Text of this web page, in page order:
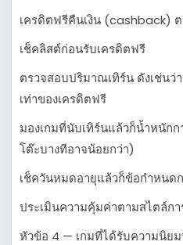
เครดิตฟรีคืนเงิน (cashback)
เช็คลิสต์ก่อนรับเครดิตฟรี
ตรวจสอบปริมาณเทิร์น ดังเช่นว่
เท่าของเครดิตฟรี
มองเกมที่นับเทิร์นแล้วก็น้ำหนัก
โต๊ะบางทีอาจน้อยกว่า)
เช็ควันหมดอายุแล้วก็ข้อกำหนด
ประเมินความคุ้มค่าตามสไตล์ก
หัวข้อ 4 — เกมที่ได้รับความนิยม